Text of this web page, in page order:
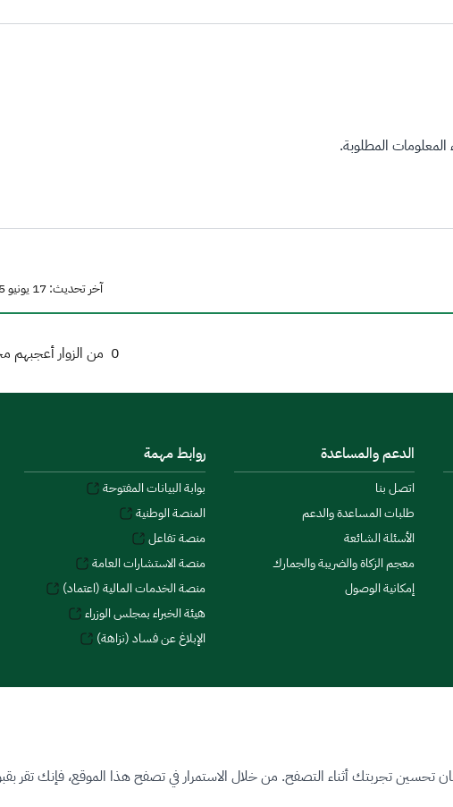
المطلوبة.
آخر تحديث: 17 يونيو 2025 04:42 م المملكة العربية السعودية
0 من الزوار
الدعم والمساعدة
اتصل بنا
طلبات المساعدة والدعم
الأسئلة الشائعة
معجم الزكاة والضريبة والجمارك
إمكانية الوصول
روابط مهمة
بوابة البيانات المفتوحة
المنصة الوطنية
منصة تفاعل
منصة الاستشارات العامة
منصة الخدمات المالية (اعتماد)
هيئة الخبراء بمجلس الوزراء
الإبلاغ عن فساد (نزاهة)
تجربتك أثناء التصفح. من خلال الاستمرار في تصفح هذا الموقع، فإنك تقر